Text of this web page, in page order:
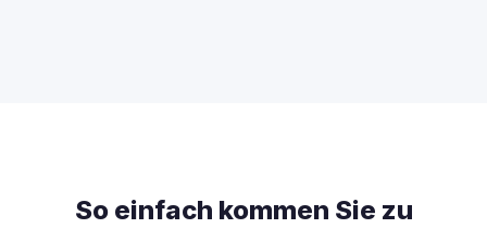
So einfach kommen Sie zu